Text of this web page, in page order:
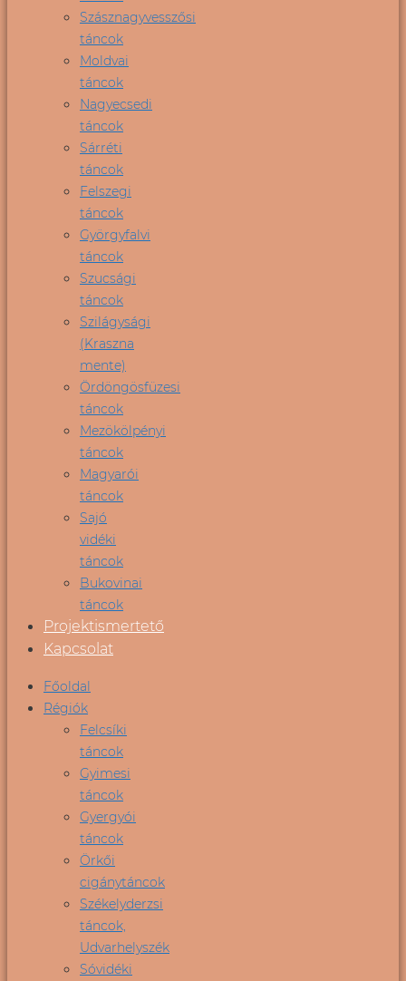
Szásznagyvesszősi
táncok
Moldvai
táncok
Nagyecsedi
táncok
Sárréti
táncok
Felszegi
táncok
Györgyfalvi
táncok
Szucsági
táncok
Szilágysági
(Kraszna
mente)
Ördöngösfüzesi
táncok
Mezökölpényi
táncok
Magyarói
táncok
Sajó
vidéki
táncok
Bukovinai
táncok
Projektismertető
Kapcsolat
Főoldal
Régiók
Felcsíki
táncok
Gyimesi
táncok
Gyergyói
táncok
Örkői
cigánytáncok
Székelyderzsi
táncok,
Udvarhelyszék
Sóvidéki